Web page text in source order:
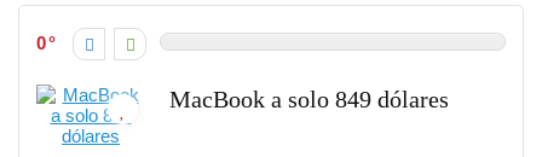
0
MacBook a solo 849 dólares